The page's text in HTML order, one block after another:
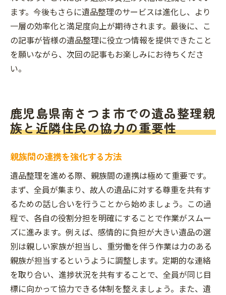
ます。今後もさらに遺品整理のサービスは進化し、より
一層の効率化と満足度向上が期待されます。最後に、こ
の記事が皆様の遺品整理に役立つ情報を提供できたこと
を願いながら、次回の記事もお楽しみにお待ちくださ
い。
鹿児島県南さつま市での遺品整理親
族と近隣住民の協力の重要性
親族間の連携を強化する方法
遺品整理を進める際、親族間の連携は極めて重要です。
まず、全員が集まり、故人の遺品に対する尊重を共有す
るための話し合いを行うことから始めましょう。この過
程で、各自の役割分担を明確にすることで作業がスムー
ズに進みます。例えば、感情的に負担が大きい遺品の選
別は親しい家族が担当し、重労働を伴う作業は力のある
親族が担当するというように調整します。定期的な連絡
を取り合い、進捗状況を共有することで、全員が同じ目
標に向かって協力できる体制を整えましょう。また、遺